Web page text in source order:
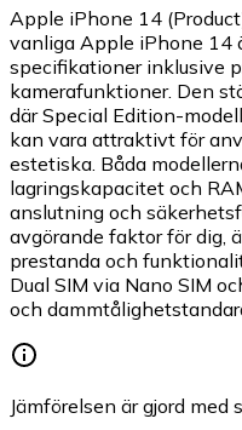
Apple iPhone 14
vanliga Apple iPhone 14
specifikationer inklusive
kamerafunktioner. Den
där Special Edition-
kan vara attraktivt för
estetiska. Båda
lagringskapacitet och
anslutning och
avgörande faktor för dig,
prestanda och
Dual SIM via Nano SIM
och
Jämförelsen är gjord med